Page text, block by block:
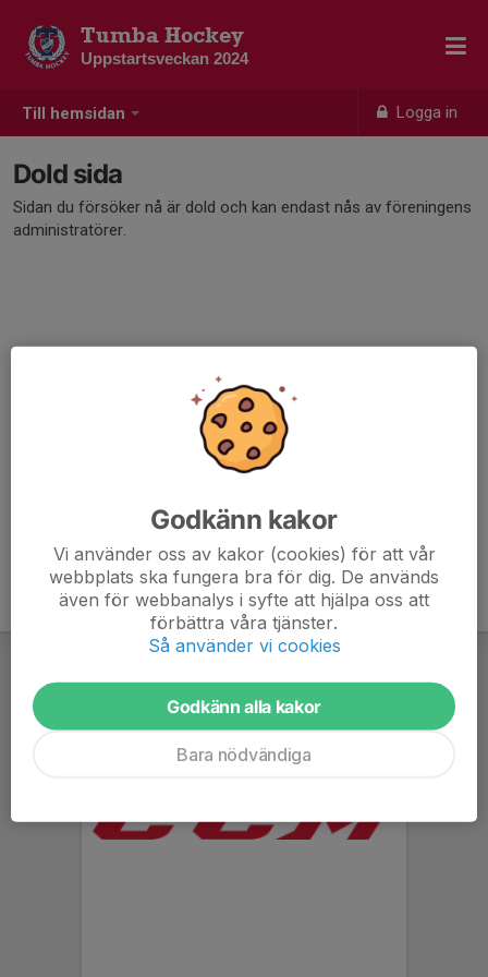
Till hemsidan Logga in
Tumba Hockey
Uppstartsveckan 2024
Dold sida
Sidan du försöker nå är dold och kan endast nås av föreningens
administratörer.
Godkänn kakor
Vi använder oss av kakor (cookies) för att vår
webbplats ska fungera bra för dig. De används
även för webbanalys i syfte att hjälpa oss att
förbättra våra tjänster.
Så använder vi cookies
Godkänn alla kakor
Bara nödvändiga